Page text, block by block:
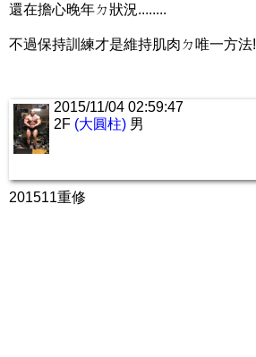
還在擔心晚年ㄉ狀況........
不過保持訓練才是維持肌肉ㄉ唯一方法!
2015/11/04 02:59:47
2F (大圓柱) 男
201511重修